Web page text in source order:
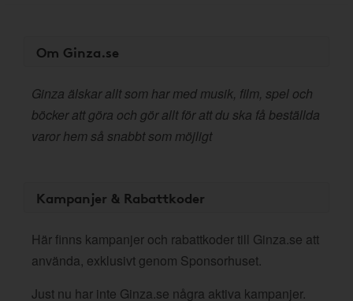
Om Ginza.se
Ginza älskar allt som har med musik, film, spel och
böcker att göra och gör allt för att du ska få beställda
varor hem så snabbt som möjligt
Kampanjer & Rabattkoder
Här finns kampanjer och rabattkoder till Ginza.se att
använda, exklusivt genom Sponsorhuset.
Just nu har inte Ginza.se några aktiva kampanjer.